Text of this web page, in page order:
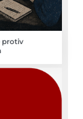
protiv